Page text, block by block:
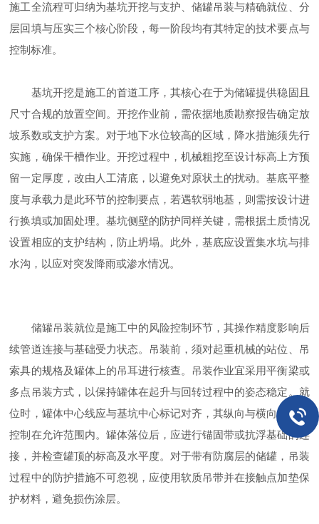
施工全流程可归纳为基坑开挖与支护、储罐吊装与精确就位、分
层回填与压实三个核心阶段，每一阶段均有其特定的技术要点与
控制标准。
基坑开挖是施工的首道工序，其核心在于为储罐提供稳固且
尺寸合规的放置空间。开挖作业前，需依据地质勘察报告确定放
坡系数或支护方案。对于地下水位较高的区域，降水措施须先行
实施，确保干槽作业。开挖过程中，机械粗挖至设计标高上方预
留一定厚度，改由人工清底，以避免对原状土的扰动。基底平整
度与承载力是此环节的控制要点，若遇软弱地基，则需按设计进
行换填或加固处理。基坑侧壁的防护同样关键，需根据土质情况
设置相应的支护结构，防止坍塌。此外，基底应设置集水坑与排
水沟，以应对突发降雨或渗水情况。
储罐吊装就位是施工中的风险控制环节，其操作精度影响后
续管道连接与基础受力状态。吊装前，须对起重机械的站位、吊
索具的规格及罐体上的吊耳进行核查。吊装作业宜采用平衡梁或
多点吊装方式，以保持罐体在起升与回转过程中的姿态稳定。就
位时，罐体中心线应与基坑中心标记对齐，其纵向与横向偏差需
控制在允许范围内。罐体落位后，应进行锚固带或抗浮基础的连
接，并检查罐顶的标高及水平度。对于带有防腐层的储罐，吊装
过程中的防护措施不可忽视，应使用软质吊带并在接触点加垫保
护材料，避免损伤涂层。